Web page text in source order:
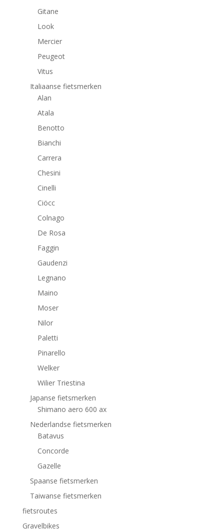
Gitane
Look
Mercier
Peugeot
Vitus
Italiaanse fietsmerken
Alan
Atala
Benotto
Bianchi
Carrera
Chesini
Cinelli
Ciöcc
Colnago
De Rosa
Faggin
Gaudenzi
Legnano
Maino
Moser
Nilor
Paletti
Pinarello
Welker
Wilier Triestina
Japanse fietsmerken
Shimano aero 600 ax
Nederlandse fietsmerken
Batavus
Concorde
Gazelle
Spaanse fietsmerken
Taiwanse fietsmerken
fietsroutes
Gravelbikes